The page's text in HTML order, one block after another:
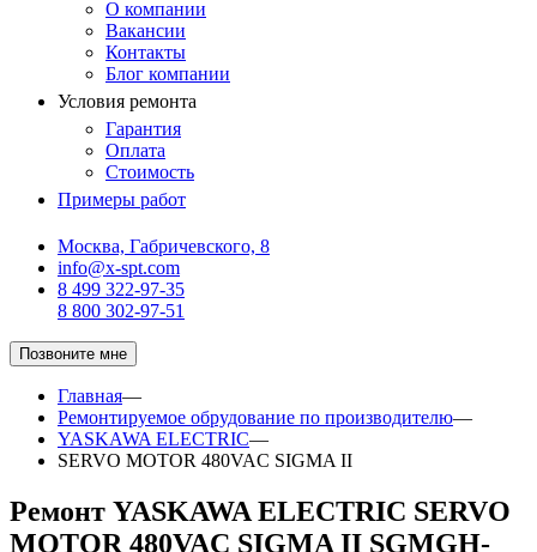
О компании
Вакансии
Контакты
Блог компании
Условия ремонта
Гарантия
Оплата
Стоимость
Примеры работ
Москва, Габричевского, 8
info@x-spt.com
8 499 322-97-35
8 800 302-97-51
Позвоните мне
Главная—
Ремонтируемое обрудование по производителю—
YASKAWA ELECTRIC—
SERVO MOTOR 480VAC SIGMA II
Ремонт YASKAWA ELECTRIC SERVO
MOTOR 480VAC SIGMA II SGMGH-